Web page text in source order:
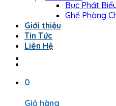
Bục Phát
Ghế Phòng
Giới thiệu
Tin Tức
Liên Hệ
0
Giỏ hàng